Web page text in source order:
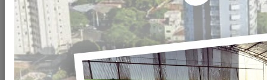
SECRETARIAS
Todos